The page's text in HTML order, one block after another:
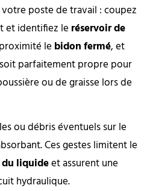
poste de travail : coupez
et identifiez le réservoir de
le bidon fermé, et
parfaitement propre pour
ou de graisse lors de
ou débris éventuels sur le
Ces gestes limitent le
liquideet assurent une
hydraulique.